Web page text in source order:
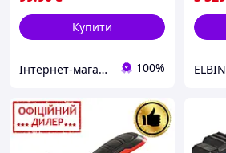
Купити
Інтернет-магазин інструментів "R-Tools" 100% ELBIN